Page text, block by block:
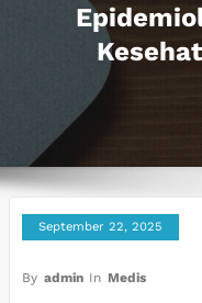
September 22, 2025
By admin In Medis